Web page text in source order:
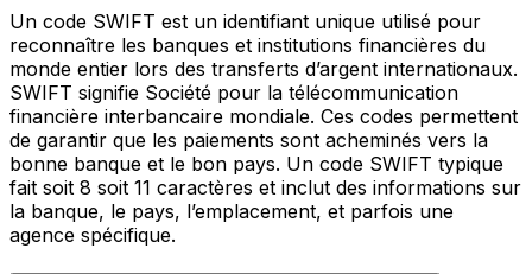
Un code SWIFT est un identifiant unique utilisé pour
reconnaître les banques et institutions financières du
monde entier lors des transferts d’argent internationaux.
SWIFT signifie Société pour la télécommunication
financière interbancaire mondiale. Ces codes permettent
de garantir que les paiements sont acheminés vers la
bonne banque et le bon pays. Un code SWIFT typique
fait soit 8 soit 11 caractères et inclut des informations sur
la banque, le pays, l’emplacement, et parfois une
agence spécifique.